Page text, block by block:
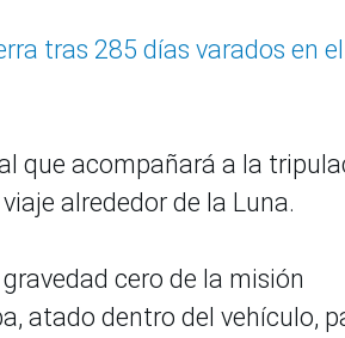
tras 285 días varados en el
que acompañará a la
alrededor de la Luna.
cero de la misión
atado dentro del vehículo,